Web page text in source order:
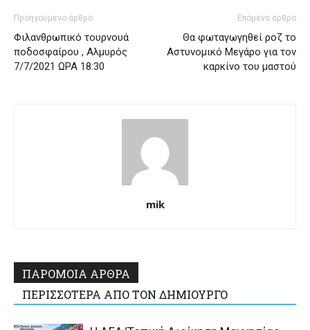
Προηγούμενο άρθρο
Φιλανθρωπικό τουρνουά
ποδοσφαίρου , Αλμυρός
7/7/2021 ΩΡΑ 18:30
Επόμενο άρθρο
Θα φωταγωγηθεί ροζ το
Αστυνομικό Μεγάρο για τον
καρκίνο του μαστού
mik
ΠΑΡΟΜΟΙΑ ΑΡΘΡΑ
ΠΕΡΙΣΣΟΤΕΡΑ ΑΠΟ ΤΟΝ ΔΗΜΙΟΥΡΓΟ